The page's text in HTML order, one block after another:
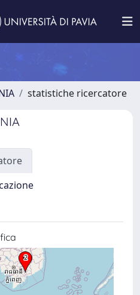
statistiche ricercatore